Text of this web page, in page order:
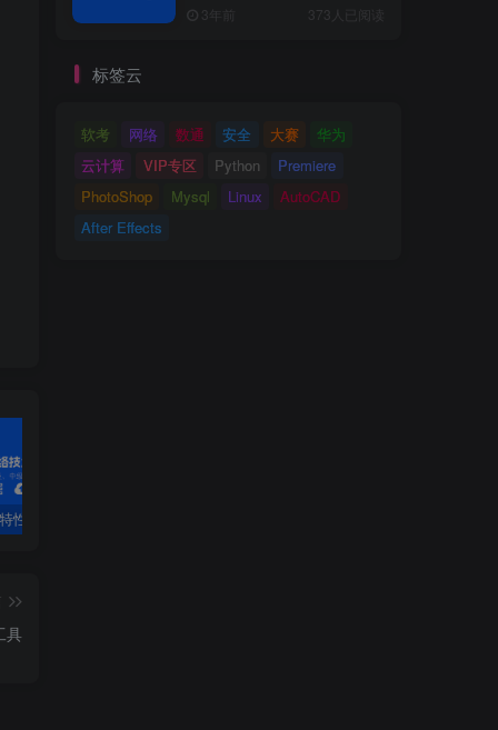
性
具
3年前 373人已阅读
标签云
软考 网络 数通 安全 大赛
华为
云计算
VIP专区 Python
Premiere
PhotoShop
Mysql Linux
AutoCAD
After Effects